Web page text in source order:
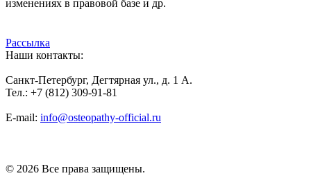
изменениях в правовой базе и др.
Рассылка
Наши контакты:
Санкт-Петербург, Дегтярная ул., д. 1 А.
Тел.: +7 (812) 309-91-81
E-mail: info@osteopathy-official.ru
© 2026 Все права защищены.